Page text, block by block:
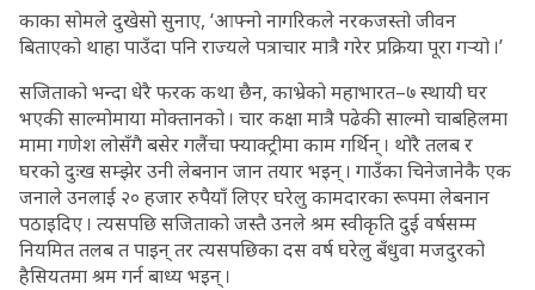
काका सोमले दुखेसो सुनाए, ‘आफ्नो नागरिकले नरकजस्तो जीवन
बिताएको थाहा पाउँदा पनि राज्यले पत्राचार मात्रै गरेर प्रक्रिया पूरा गर्‍यो ।’
सजिताको भन्दा धेरै फरक कथा छैन, काभ्रेको महाभारत–७ स्थायी घर
भएकी साल्मोमाया मोक्तानको । चार कक्षा मात्रै पढेकी साल्मो चाबहिलमा
मामा गणेश लोसँगै बसेर गलैंचा फ्याक्ट्रीमा काम गर्थिन् । थोरै तलब र
घरको दुःख सम्झेर उनी लेबनान जान तयार भइन् । गाउँका चिनेजानेकै एक
जनाले उनलाई २० हजार रुपैयाँ लिएर घरेलु कामदारका रूपमा लेबनान
पठाइदिए । त्यसपछि सजिताको जस्तै उनले श्रम स्वीकृति दुई वर्षसम्म
नियमित तलब त पाइन् तर त्यसपछिका दस वर्ष घरेलु बँधुवा मजदुरको
हैसियतमा श्रम गर्न बाध्य भइन् ।